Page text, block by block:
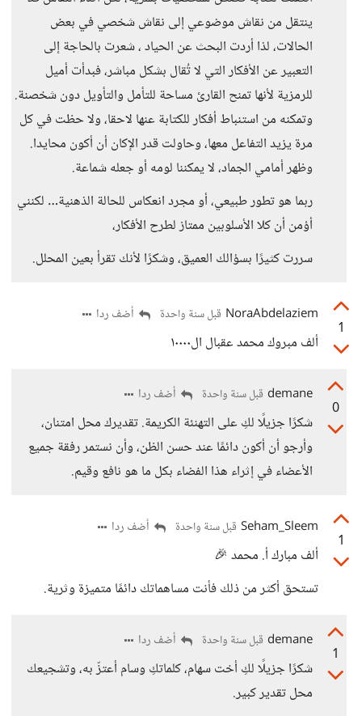
ينتقل من نقاش موضوعي إلى نقاش شخصي في بعض
الحالات، لذا أردت البحث عن الحياد ، شعرت بالحاجة إلى
التعبير عن الأفكار التي لا تُقال بشكل مباشر، فبدأت أميل
للرمزية لأنها تمنح القارئ مساحة للتأمل والتأويل دون شخصنة.
وتمكنه من استنباط أفكار للكتابة عنها لاحقا، ولا حظت في كل
مرة يزيد التفاعل معها، وحاولت قدر الإكان أن أكون محايدا.
وظهر أمامي الجماد، لا يمكننا لومه أو جعله شماعة.
ربما هو تطور طبيعي، أو مجرد انعكاس للحالة الذهنية… لكنني
أؤمن أن كلا الأسلوبين ممتاز لطرح الأفكار،
سررت كثيرًا بسؤالك العميق، وشكرًا لأنك تقرأ بعين المحلل.
1
NoraAbdelaziem قبل سنة واحدة أضف ردا
ألف مبروك محمد عقبال ال١٠٠٠٠
0
demane قبل سنة واحدة أضف ردا
شكرًا جزيلًا لكِ على التهنئة الكريمة. تقديرك محل امتنان،
وأرجو أن أكون دائمًا عند حسن الظن، وأن نستمر رفقة جميع
الأعضاء في إثراء هذا الفضاء بكل ما هو نافع وقيم.
1
Seham_Sleem قبل سنة واحدة أضف ردا
ألف مبارك أ. محمد 🎉
تستحق أكثر من ذلك فأنت مساهماتك دائمًا متميزة وثرية.
1
demane قبل سنة واحدة أضف ردا
شكرًا جزيلًا لكِ أخت سهام، كلماتكِ وسام أعتزّ به، وتشجيعك
محل تقدير كبير.